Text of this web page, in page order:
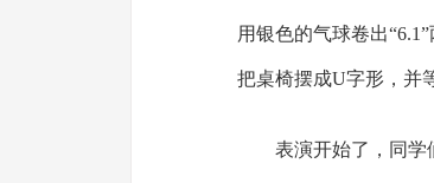
用银色的气球卷出
把桌椅摆成U字形，并
表演开始了，同学